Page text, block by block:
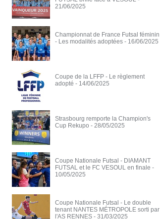
21/06/2025
Championnat de France Futsal féminin
- Les modalités adoptées - 16/06/2025
Coupe de la LFFP - Le règlement
adopté - 14/06/2025
Strasbourg remporte la Champion's
Cup Rekupo - 28/05/2025
Coupe Nationale Futsal - DIAMANT
FUTSAL et le FC VESOUL en finale -
10/05/2025
Coupe Nationale Futsal - Le double
tenant NANTES MÉTROPOLE sorti par
l'AS RENNES - 31/03/2025